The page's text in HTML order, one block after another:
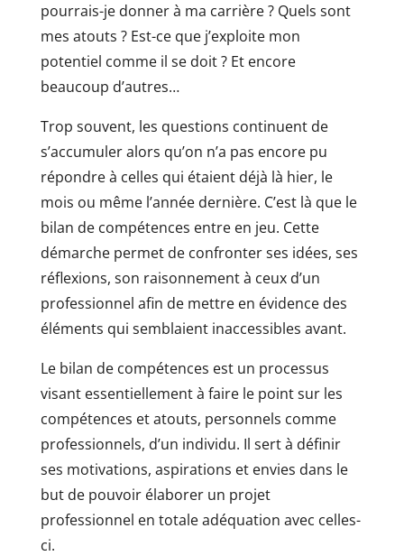
pourrais-je donner à ma carrière ? Quels sont
mes atouts ? Est-ce que j’exploite mon
potentiel comme il se doit ? Et encore
beaucoup d’autres…
Trop souvent, les questions continuent de
s’accumuler alors qu’on n’a pas encore pu
répondre à celles qui étaient déjà là hier, le
mois ou même l’année dernière. C’est là que le
bilan de compétences entre en jeu. Cette
démarche permet de confronter ses idées, ses
réflexions, son raisonnement à ceux d’un
professionnel afin de mettre en évidence des
éléments qui semblaient inaccessibles avant.
Le bilan de compétences est un processus
visant essentiellement à faire le point sur les
compétences et atouts, personnels comme
professionnels, d’un individu. Il sert à définir
ses motivations, aspirations et envies dans le
but de pouvoir élaborer un projet
professionnel en totale adéquation avec celles-
ci.